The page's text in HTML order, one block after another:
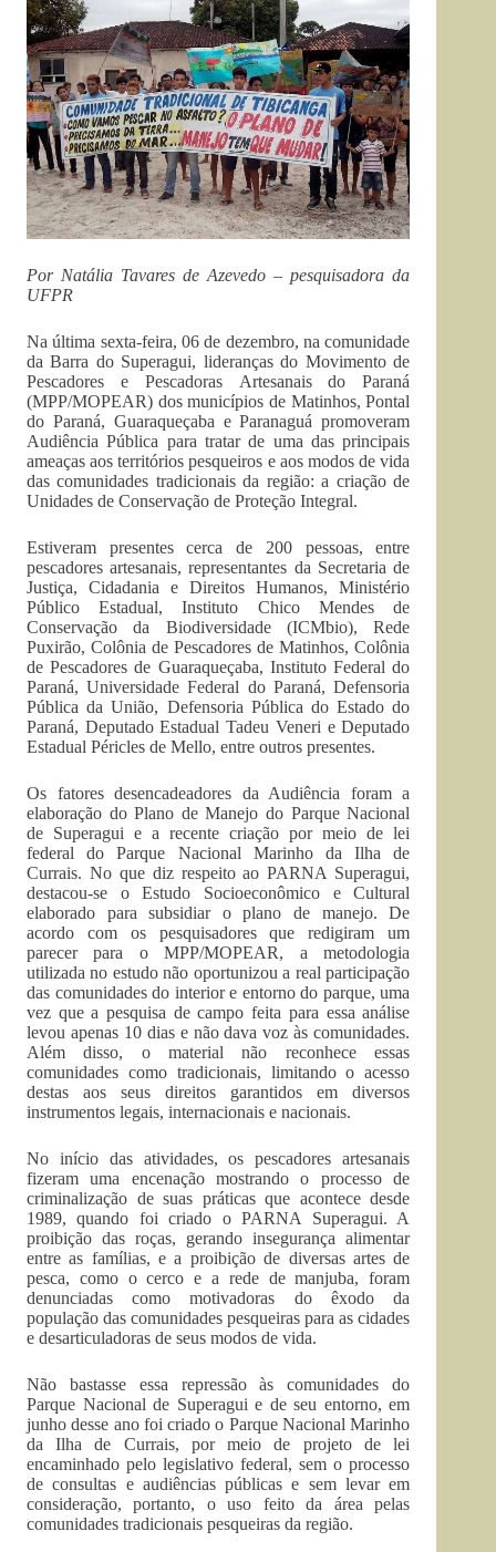
Por Natália Tavares de Azevedo – pesquisadora da
UFPR
Na última sexta-feira, 06 de dezembro, na comunidade
da Barra do Superagui, lideranças do Movimento de
Pescadores e Pescadoras Artesanais do Paraná
(MPP/MOPEAR) dos municípios de Matinhos, Pontal
do Paraná, Guaraqueçaba e Paranaguá promoveram
Audiência Pública para tratar de uma das principais
ameaças aos territórios pesqueiros e aos modos de vida
das comunidades tradicionais da região: a criação de
Unidades de Conservação de Proteção Integral.
Estiveram presentes cerca de 200 pessoas, entre
pescadores artesanais, representantes da Secretaria de
Justiça, Cidadania e Direitos Humanos, Ministério
Público Estadual, Instituto Chico Mendes de
Conservação da Biodiversidade (ICMbio), Rede
Puxirão, Colônia de Pescadores de Matinhos, Colônia
de Pescadores de Guaraqueçaba, Instituto Federal do
Paraná, Universidade Federal do Paraná, Defensoria
Pública da União, Defensoria Pública do Estado do
Paraná, Deputado Estadual Tadeu Veneri e Deputado
Estadual Péricles de Mello, entre outros presentes.
Os fatores desencadeadores da Audiência foram a
elaboração do Plano de Manejo do Parque Nacional
de Superagui e a recente criação por meio de lei
federal do Parque Nacional Marinho da Ilha de
Currais. No que diz respeito ao PARNA Superagui,
destacou-se o Estudo Socioeconômico e Cultural
elaborado para subsidiar o plano de manejo. De
acordo com os pesquisadores que redigiram um
parecer para o MPP/MOPEAR, a metodologia
utilizada no estudo não oportunizou a real participação
das comunidades do interior e entorno do parque, uma
vez que a pesquisa de campo feita para essa análise
levou apenas 10 dias e não dava voz às comunidades.
Além disso, o material não reconhece essas
comunidades como tradicionais, limitando o acesso
destas aos seus direitos garantidos em diversos
instrumentos legais, internacionais e nacionais.
No início das atividades, os pescadores artesanais
fizeram uma encenação mostrando o processo de
criminalização de suas práticas que acontece desde
1989, quando foi criado o PARNA Superagui. A
proibição das roças, gerando insegurança alimentar
entre as famílias, e a proibição de diversas artes de
pesca, como o cerco e a rede de manjuba, foram
denunciadas como motivadoras do êxodo da
população das comunidades pesqueiras para as cidades
e desarticuladoras de seus modos de vida.
Não bastasse essa repressão às comunidades do
Parque Nacional de Superagui e de seu entorno, em
junho desse ano foi criado o Parque Nacional Marinho
da Ilha de Currais, por meio de projeto de lei
encaminhado pelo legislativo federal, sem o processo
de consultas e audiências públicas e sem levar em
consideração, portanto, o uso feito da área pelas
comunidades tradicionais pesqueiras da região.